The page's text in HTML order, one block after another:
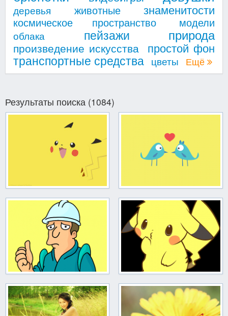
деревья животные знаменитости
космическое пространство модели
облака пейзажи природа
произведение искусства простой фон
транспортные средства цветы Ещё
Результаты поиска (1084)